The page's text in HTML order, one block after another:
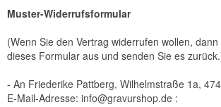
Muster-Widerrufsformular
(Wenn Sie den Vertrag widerrufen wollen,
dieses Formular aus und senden Sie es
- An Friederike Pattberg, Wilhelmstraße 1a,
E-Mail-Adresse: info@gravurshop.de :